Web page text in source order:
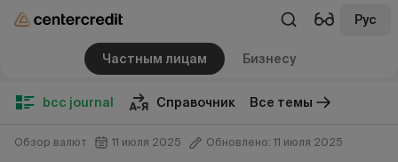
Рус
Частным лицам Бизнесу
bcc journal Справочник Все темы
Обзор валют 11 июля 2025 Обновлено: 11 июля 2025